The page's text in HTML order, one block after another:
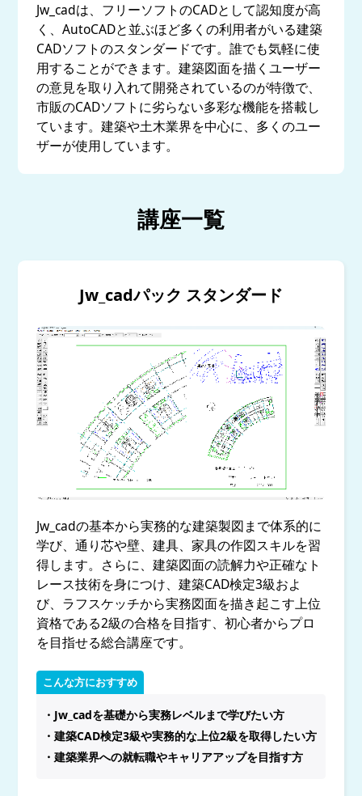
Jw_cadは、フリーソフトのCADとして認知度が高
く、AutoCADと並ぶほど多くの利用者がいる建築
CADソフトのスタンダードです。誰でも気軽に使
用することができます。建築図面を描くユーザー
の意見を取り入れて開発されているのが特徴で、
市販のCADソフトに劣らない多彩な機能を搭載し
ています。建築や土木業界を中心に、多くのユー
ザーが使用しています。
講座一覧
Jw_cadパック スタンダード
Jw_cadの基本から実務的な建築製図まで体系的に
学び、通り芯や壁、建具、家具の作図スキルを習
得します。さらに、建築図面の読解力や正確なト
レース技術を身につけ、建築CAD検定3級およ
び、ラフスケッチから実務図面を描き起こす上位
資格である2級の合格を目指す、初心者からプロ
を目指せる総合講座です。
こんな方におすすめ
・Jw_cadを基礎から実務レベルまで学びたい方
・建築CAD検定3級や実務的な上位2級を取得したい方
・建築業界への就転職やキャリアアップを目指す方